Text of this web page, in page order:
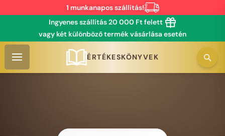
1 munkanapos szállítás!
Ingyenes szállítás 20 000 Ft felett
vagy két különböző termék vásárlása esetén
ÉRTÉKESKÖNYVEK